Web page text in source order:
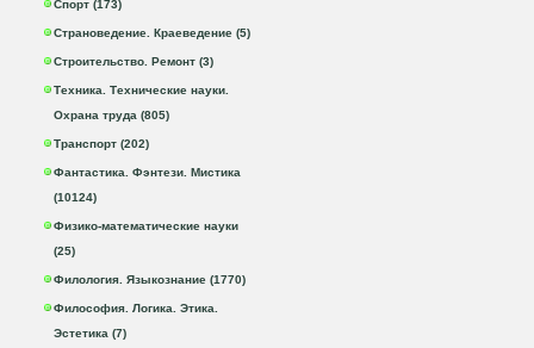
Спорт (173)
Страноведение. Краеведение (5)
Строительство. Ремонт (3)
Техника. Технические науки.
Охрана труда (805)
Транспорт (202)
Фантастика. Фэнтези. Мистика
(10124)
Физико-математические науки
(25)
Филология. Языкознание (1770)
Философия. Логика. Этика.
Эстетика (7)